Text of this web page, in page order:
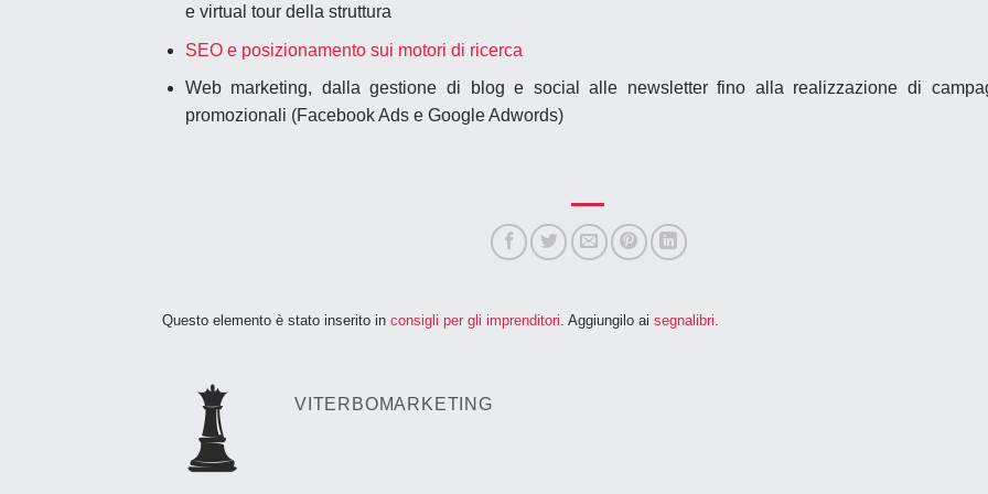
e virtual tour della struttura
SEO e posizionamento sui motori di ricerca
Web marketing, dalla gestione di blog e social alle newsletter fino alla realizzazione di
promozionali (Facebook Ads e Google Adwords)
Questo elemento è stato inserito in consigli per gli imprenditori . Aggiungilo ai segnalibri
VITERBOMARKETING